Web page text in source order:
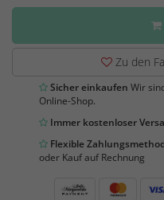
Zu den
Sicher einkaufen Wir
Online-Shop.
Immer kostenloser
Flexible
oder Kauf auf Rechnung